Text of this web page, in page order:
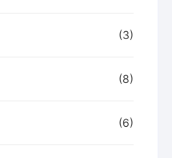
(3)
(8)
(6)